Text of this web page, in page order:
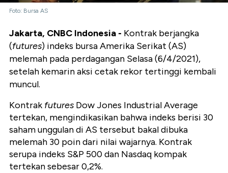
Foto: Bursa AS
Jakarta, CNBC Indonesia - Kontrak berjangka
(futures) indeks bursa Amerika Serikat (AS)
melemah pada perdagangan Selasa (6/4/2021),
setelah kemarin aksi cetak rekor tertinggi kembali
muncul.
Kontrak futures Dow Jones Industrial Average
tertekan, mengindikasikan bahwa indeks berisi 30
saham unggulan di AS tersebut bakal dibuka
melemah 30 poin dari nilai wajarnya. Kontrak
serupa indeks S&P 500 dan Nasdaq kompak
tertekan sebesar 0,2%.